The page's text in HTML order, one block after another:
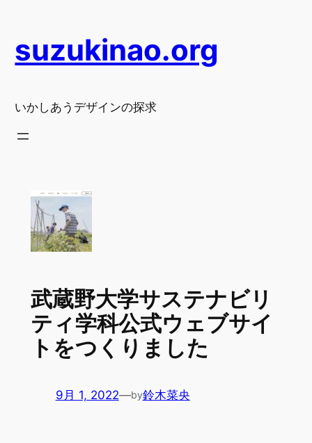
を
ス
ッ
suzukinao.org
いかしあうデザインの探求
武蔵野大学サステナビリ
ティ学科公式ウェブサイ
トをつくりました
9月 1, 2022—by鈴木菜央